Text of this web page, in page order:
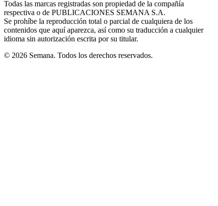
new
window
Todas las marcas registradas son propiedad de la compañía
respectiva o de PUBLICACIONES SEMANA S.A.
Se prohíbe la reproducción total o parcial de cualquiera de los
contenidos que aquí aparezca, así como su traducción a cualquier
idioma sin autorización escrita por su titular.
© 2026 Semana. Todos los derechos reservados.